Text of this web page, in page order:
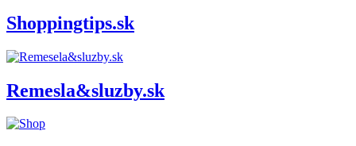
Shoppingtips.sk
Remesla&sluzby.sk